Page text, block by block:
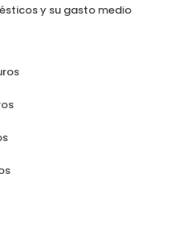
y su gasto medio